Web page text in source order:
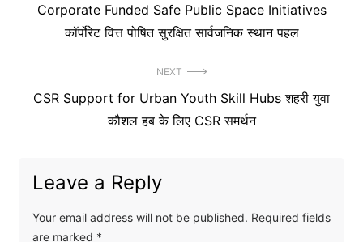
navigation
Previous
Corporate Funded Safe Public Space Initiatives
कॉर्पोरेट वित्त पोषित सुरक्षित सार्वजनिक स्थान पहल
NEXT
Next
CSR Support for Urban Youth Skill Hubs शहरी युवा
कौशल हब के लिए CSR समर्थन
Leave a Reply
Your email address will not be published. Required fields
are marked *